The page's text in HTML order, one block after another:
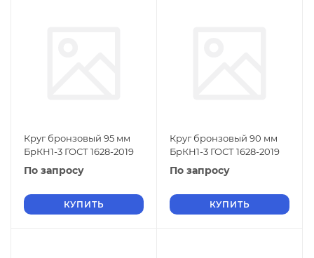
Круг бронзовый 95 мм
БрКН1-3 ГОСТ 1628-2019
По запросу
КУПИТЬ
Круг бронзовый 90 мм
БрКН1-3 ГОСТ 1628-2019
По запросу
КУПИТЬ